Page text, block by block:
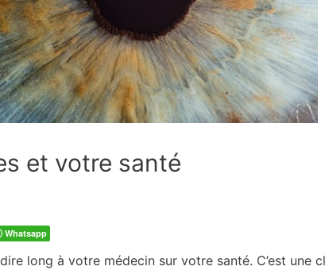
et votre santé
Whatsapp
long à votre médecin sur votre santé. C’est une